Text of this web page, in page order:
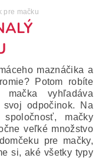
pre mačku
maznáčika a
Potom robíte
vyhľadáva
odpočinok. Na
mačky
veľké množstvo
pre mačky,
si, aké všetky typy